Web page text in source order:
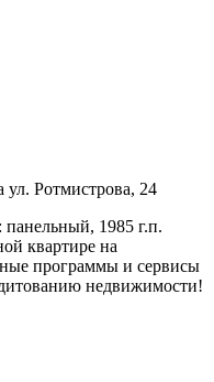
Ротмистрова, 24
1985 г.п.
квартире на
программы и сервисы
недвижимости!